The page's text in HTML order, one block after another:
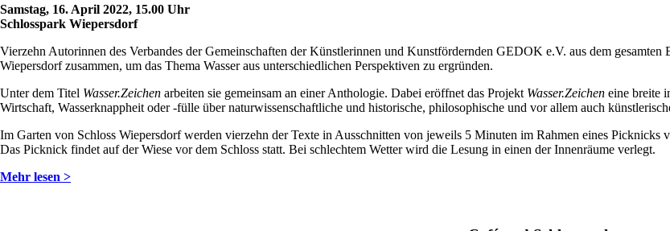
Samstag, 16. April 2022, 15.00 Uhr
Schlosspark Wiepersdorf
Vierzehn Autorinnen des Verbandes der Gemeinschaften der Künstlerinnen und Kunstfördernden GEDOK e.V. aus dem
Wiepersdorf zusammen, um das Thema Wasser aus unterschiedlichen Perspektiven zu ergründen.
Unter dem Titel Wasser.Zeichen arbeiten sie gemeinsam an einer Anthologie. Dabei eröffnet das Projekt Wasser.Zeichen eine breite
Wirtschaft, Wasserknappheit oder -fülle über naturwissenschaftliche und historische, philosophische und vor allem auch
Im Garten von Schloss Wiepersdorf werden vierzehn der Texte in Ausschnitten von jeweils 5 Minuten im Rahmen eines
Das Picknick findet auf der Wiese vor dem Schloss statt. Bei schlechtem Wetter wird die Lesung in einen der Innenräume verlegt.
Mehr lesen >